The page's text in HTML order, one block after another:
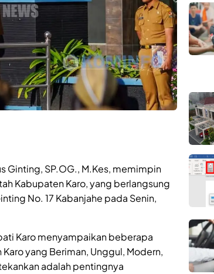
Ginting, SP.OG., M.Kes, memimpin
Kabupaten Karo, yang berlangsung
No. 17 Kabanjahe pada Senin,
Karo menyampaikan beberapa
yang Beriman, Unggul, Modern,
adalah pentingnya